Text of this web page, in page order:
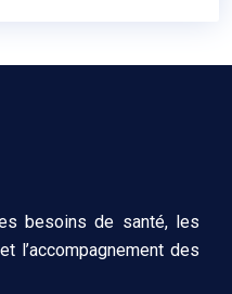
besoins de santé, les
l’accompagnement des